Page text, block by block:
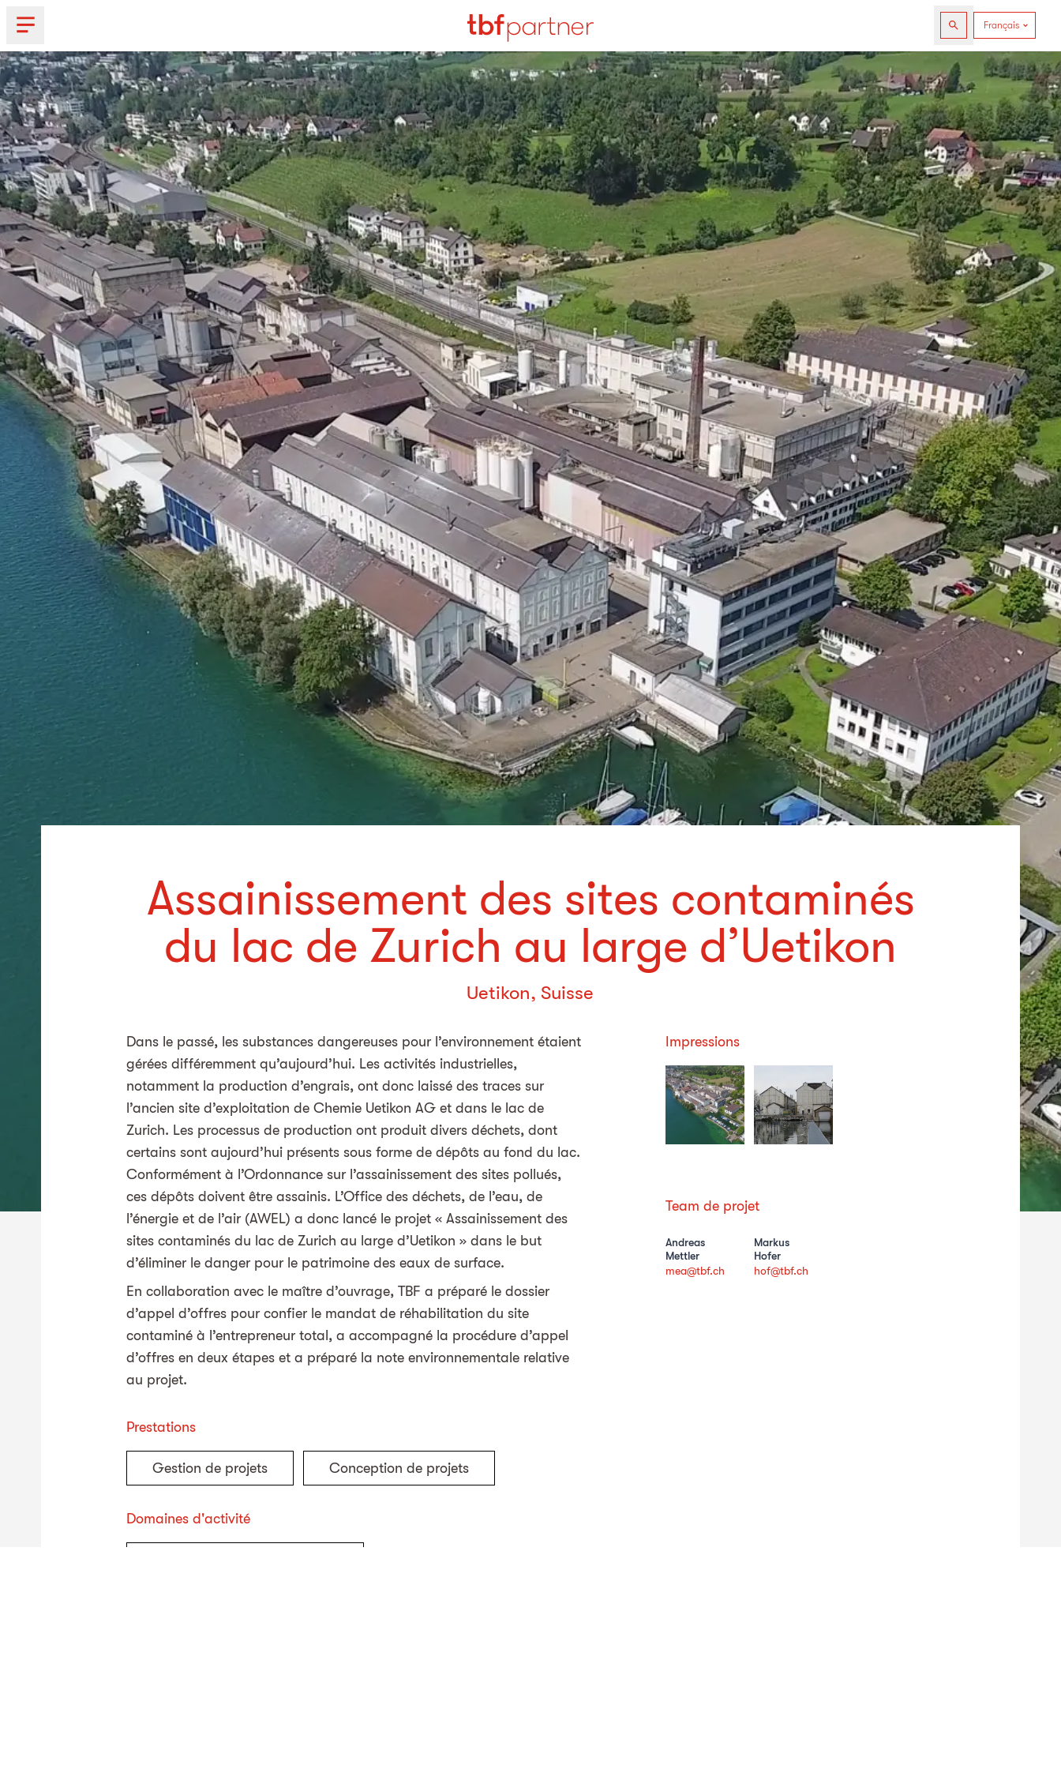
Assainissement des sites contaminés
du lac de Zurich au large d’Uetikon
Uetikon, Suisse
Dans le passé, les substances dangereuses pour l’environnement étaient
gérées différemment qu’aujourd’hui. Les activités industrielles,
notamment la production d’engrais, ont donc laissé des traces sur
l’ancien site d’exploitation de Chemie Uetikon AG et dans le lac de
Zurich. Les processus de production ont produit divers déchets, dont
certains sont aujourd’hui présents sous forme de dépôts au fond du lac.
Conformément à l’Ordonnance sur l’assainissement des sites pollués,
ces dépôts doivent être assainis. L’Office des déchets, de l’eau, de
l’énergie et de l’air (AWEL) a donc lancé le projet « Assainissement des
sites contaminés du lac de Zurich au large d’Uetikon » dans le but
d’éliminer le danger pour le patrimoine des eaux de surface.
En collaboration avec le maître d’ouvrage, TBF a préparé le dossier
d’appel d’offres pour confier le mandat de réhabilitation du site
contaminé à l’entrepreneur total, a accompagné la procédure d’appel
d’offres en deux étapes et a préparé la note environnementale relative
au projet.
Prestations
Gestion de projets Conception de projets
Domaines d'activité
Impressions
Team de projet
Andreas
Mettler
mea@tbf.ch
Markus
Hofer
hof@tbf.ch